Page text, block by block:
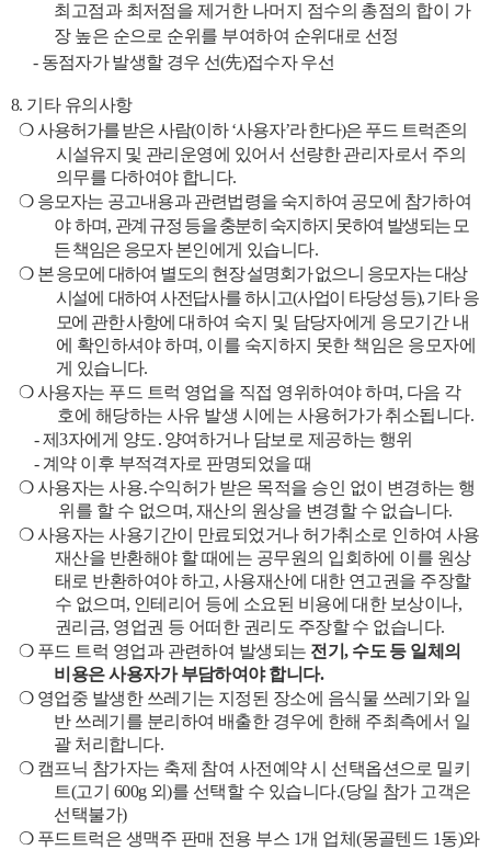
최고점과 최저점을 제거한 나머지 점수의 총점의 합이 가
장 높은 순으로 순위를 부여하여 순위대로 선정
- 동점자가 발생할 경우 선(先)접수자 우선
8. 기타 유의사항
❍사용허가를 받은 사람(이하‘사용자’라 한다)은 푸드 트럭존의
시설유지 및 관리운영에 있어서 선량한 관리자로서 주의
의무를 다하여야 합니다.
❍ 응모자는 공고내용과 관련법령을 숙지하여 공모에 참가하여
야 하며, 관계 규정 등을 충분히 숙지하지 못하여 발생되는 모
든 책임은 응모자 본인에게 있습니다.
❍ 본 응모에 대하여 별도의 현장 설명회가 없으니 응모자는 대상
시설에 대하여 사전답사를 하시고(사업이 타당성 등),기타 응
모에 관한 사항에 대하여 숙지 및 담당자에게 응모기간 내
에 확인하셔야 하며, 이를 숙지하지 못한 책임은 응모자에
게 있습니다.
❍사용자는 푸드 트럭 영업을 직접 영위하여야 하며, 다음 각
호에 해당하는 사유 발생 시에는 사용허가가 취소됩니다.
-제3자에게 양도 ․ 양여하거나 담보로 제공하는 행위
- 계약 이후 부적격자로 판명되었을 때
❍사용자는 사용․수익허가 받은 목적을 승인 없이 변경하는 행
위를 할 수 없으며, 재산의 원상을 변경할 수 없습니다.
❍사용자는 사용기간이 만료되었거나 허가취소로 인하여 사용
재산을 반환해야 할 때에는 공무원의 입회하에 이를 원상
태로 반환하여야 하고, 사용재산에 대한 연고권을 주장할
수 없으며, 인테리어 등에 소요된 비용에 대한 보상이나,
권리금, 영업권 등 어떠한 권리도 주장할 수 없습니다.
❍ 푸드 트럭 영업과 관련하여 발생되는 전기, 수도 등 일체의
비용은 사용자가 부담하여야 합니다.
❍ 영업중 발생한 쓰레기는 지정된 장소에 음식물 쓰레기와 일
반 쓰레기를 분리하여 배출한 경우에 한해 주최측에서 일
괄 처리합니다.
❍ 캠프닉 참가자는 축제 참여 사전예약 시 선택옵션으로 밀키
트(고기 600g 외)를 선택할 수 있습니다.(당일 참가 고객은
선택불가)
❍ 푸드트럭은 생맥주 판매 전용 부스 1개 업체(몽골텐드 1동)와